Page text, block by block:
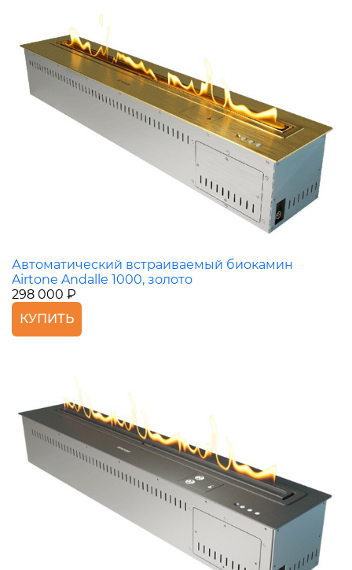
Автоматический встраиваемый биокамин
Airtone Andalle 1000, золото
298 000 ₽
КУПИТЬ